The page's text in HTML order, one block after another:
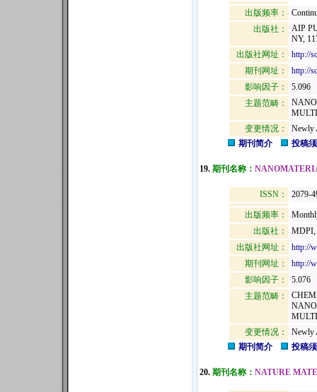
出版频率：
出版社：
AIP
NY,
出版社网址：
http://
期刊网址：
http://
影响因子：
5.096
主题范畴：
变更情况：
Newly
期刊简介
投稿
19. 期刊名称：
ISSN： 2079-
出版频率：
出版社：
MDPI,
出版社网址：
http://
期刊网址：
http://
影响因子：
5.076
主题范畴：
变更情况：
Newly
期刊简介
投稿
20. 期刊名称： NATURE